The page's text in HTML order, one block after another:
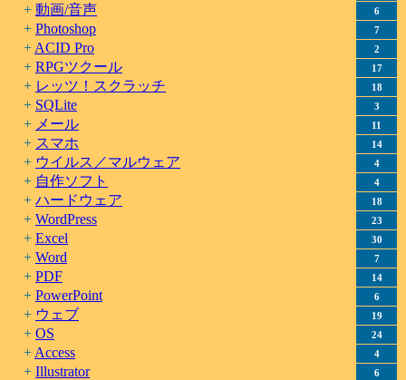
動画/音声 6
Photoshop 7
ACID Pro 2
RPGツクール 17
レッツ！スクラッチ 18
SQLite 3
メール 11
スマホ 14
ウイルス／マルウェア 4
自作ソフト 4
ハードウェア 18
WordPress 23
Excel 30
Word 7
PDF 14
PowerPoint 6
ウェブ 19
OS 24
Access 4
Illustrator 6